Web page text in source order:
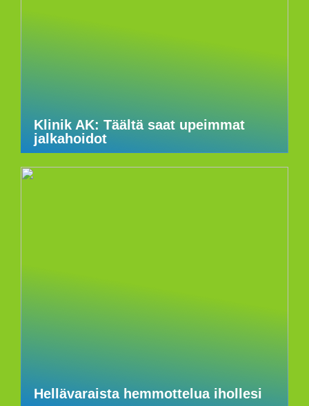
Klinik AK: Täältä saat upeimmat
jalkahoidot
Hellävaraista hemmottelua ihollesi